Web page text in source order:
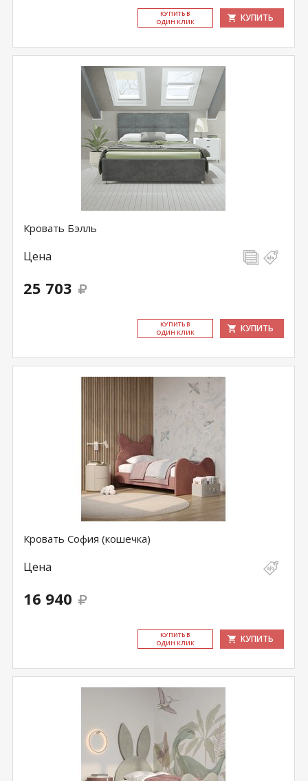
КУ­ПИТЬ В
ОДИН КЛИК
КУПИТЬ
Кровать Бэлль
Цена
25 703
КУ­ПИТЬ В
ОДИН КЛИК
КУПИТЬ
Кровать София (кошечка)
Цена
16 940
КУ­ПИТЬ В
ОДИН КЛИК
КУПИТЬ